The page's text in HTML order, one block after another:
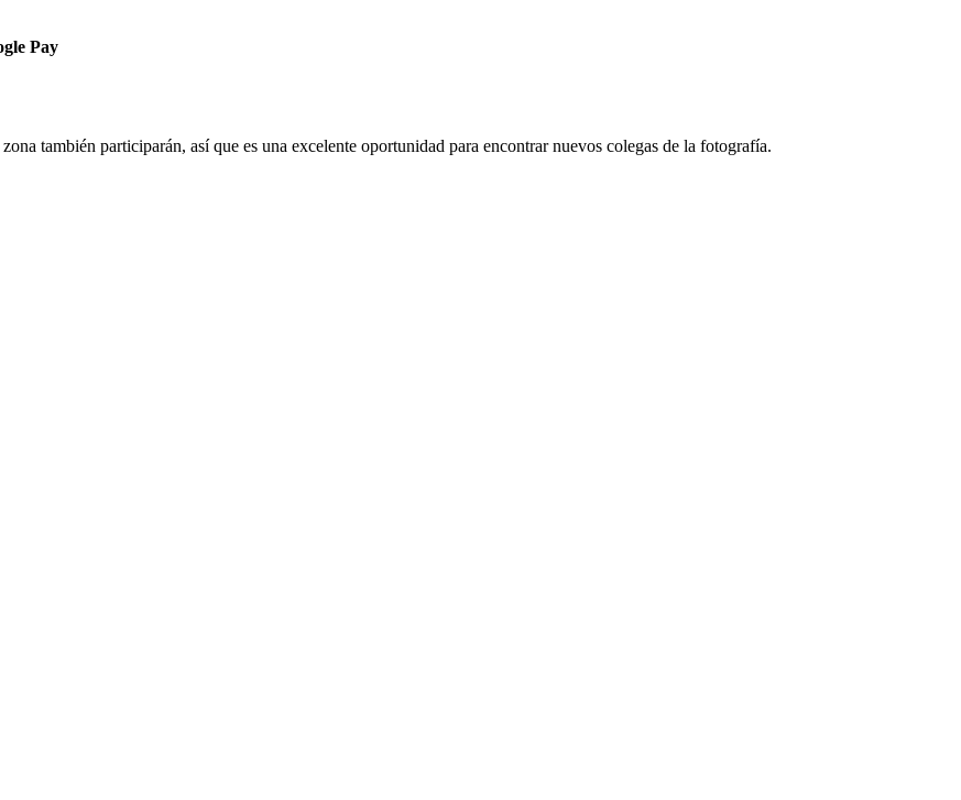
Pay
también participarán, así que es una excelente oportunidad para encontrar nuevos colegas de la fotografía.